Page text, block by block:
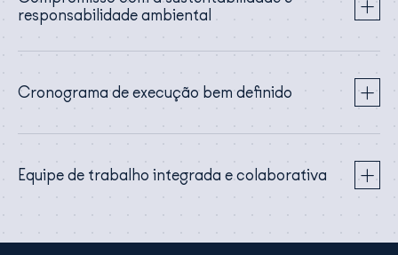
responsabilidade ambiental
Cronograma de execução bem definido
Equipe de trabalho integrada e colaborativa